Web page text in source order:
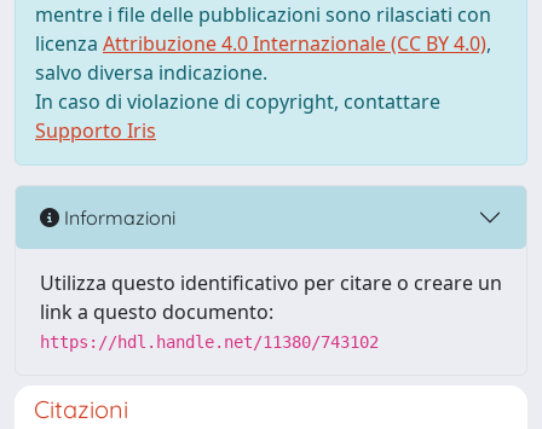
mentre i file delle pubblicazioni sono rilasciati con
licenza Attribuzione 4.0 Internazionale (CC BY 4.0),
salvo diversa indicazione.
In caso di violazione di copyright, contattare
Supporto Iris
Informazioni
Utilizza questo identificativo per citare o creare un
link a questo documento:
https://hdl.handle.net/11380/743102
Citazioni